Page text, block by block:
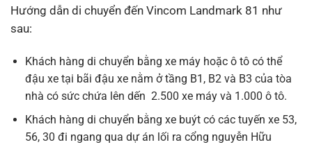
Hướng dẫn di chuyển đến Vincom Landmark 81 như
sau:
Khách hàng di chuyển bằng xe máy hoặc ô tô có thể
đậu xe tại bãi đậu xe nằm ở tầng B1, B2 và B3 của tòa
nhà có sức chứa lên dến 2.500 xe máy và 1.000 ô tô.
Khách hàng di chuyển bằng xe buýt có các tuyến xe 53,
56, 30 đi ngang qua dự án lối ra cổng nguyễn Hữu